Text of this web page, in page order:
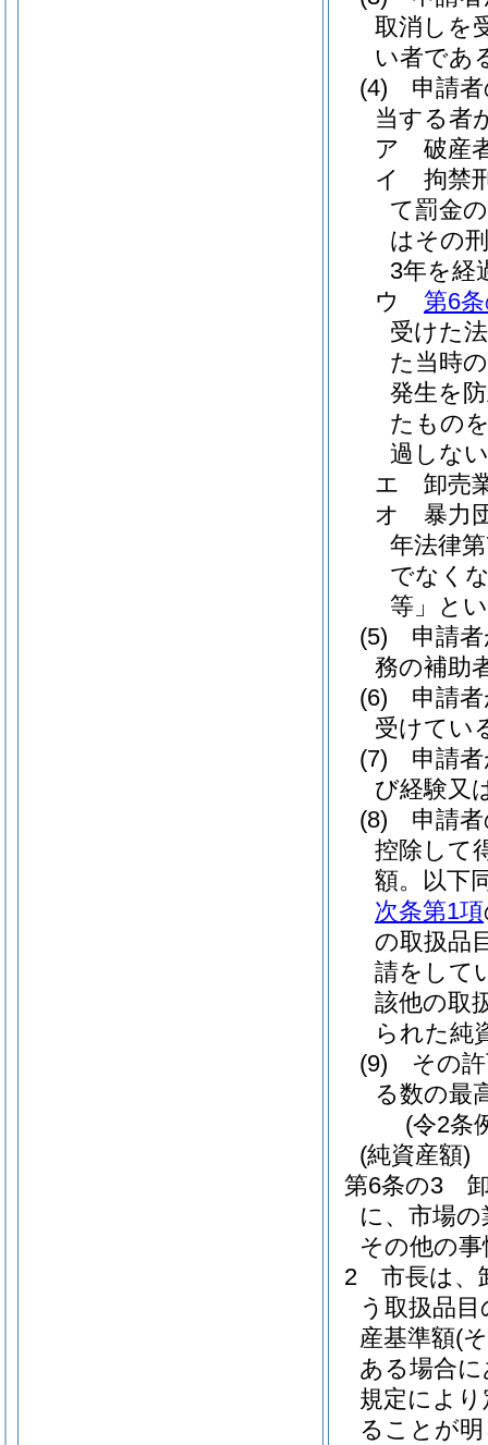
取消しを
い者であ
(4)
申請
当する者
ア
破産
イ
拘禁
て罰金
はその
3年を経
ウ
第6
受けた
た当時
発生を
たもの
過しな
エ
卸売
オ
暴力
年法律
でなく
等」と
(5)
申請
務の補助
(6)
申請
受けてい
(7)
申請
び経験又
(8)
申請
控除して
額。以下
次条第1項
の取扱品
請をして
該他の取
られた純
(9)
その
る数の最
(令2条
(純資産額)
第6条の3
に、市場
その他の
2
市長は、
う取扱品
産基準額(
ある場合
規定によ
ることが